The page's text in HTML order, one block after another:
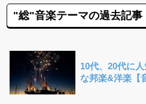
"総"音楽テーマの過去記事
10代、20代に
な邦楽&洋楽【